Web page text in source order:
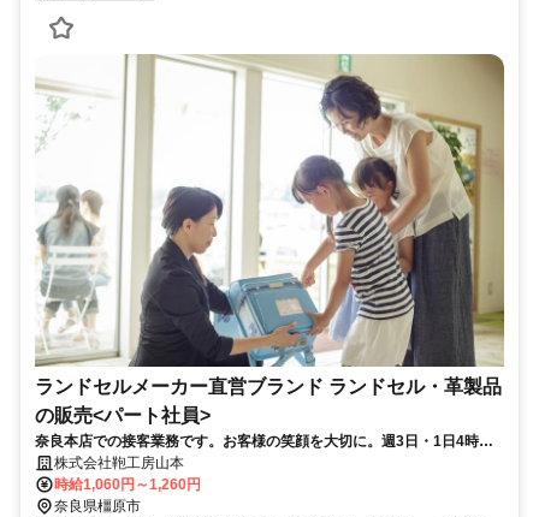
ランドセルメーカー直営ブランド ランドセル・革製品
の販売<パート社員>
奈良本店での接客業務です。お客様の笑顔を大切に。週3日・1日4時間
からOK！
株式会社鞄工房山本
時給1,060円～1,260円
奈良県橿原市